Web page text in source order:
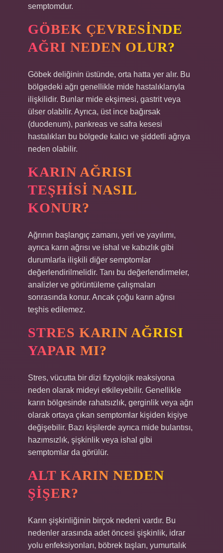
semptomdur.
GÖBEK ÇEVRESINDE
AĞRI NEDEN OLUR?
Göbek deliğinin üstünde, orta hatta yer alır. Bu
bölgedeki ağrı genellikle mide hastalıklarıyla
ilişkilidir. Bunlar mide ekşimesi, gastrit veya
ülser olabilir. Ayrıca, üst ince bağırsak
(duodenum), pankreas ve safra kesesi
hastalıkları bu bölgede kalıcı ve şiddetli ağrıya
neden olabilir.
KARIN AĞRISI
TEŞHISI NASIL
KONUR?
Ağrının başlangıç ​​zamanı, yeri ve yayılımı,
ayrıca karın ağrısı ve ishal ve kabızlık gibi
durumlarla ilişkili diğer semptomlar
değerlendirilmelidir. Tanı bu değerlendirmeler,
analizler ve görüntüleme çalışmaları
sonrasında konur. Ancak çoğu karın ağrısı
teşhis edilemez.
STRES KARIN AĞRISI
YAPAR MI?
Stres, vücutta bir dizi fizyolojik reaksiyona
neden olarak mideyi etkileyebilir. Genellikle
karın bölgesinde rahatsızlık, gerginlik veya ağrı
olarak ortaya çıkan semptomlar kişiden kişiye
değişebilir. Bazı kişilerde ayrıca mide bulantısı,
hazımsızlık, şişkinlik veya ishal gibi
semptomlar da görülür.
ALT KARIN NEDEN
ŞIŞER?
Karın şişkinliğinin birçok nedeni vardır. Bu
nedenler arasında adet öncesi şişkinlik, idrar
yolu enfeksiyonları, böbrek taşları, yumurtalık